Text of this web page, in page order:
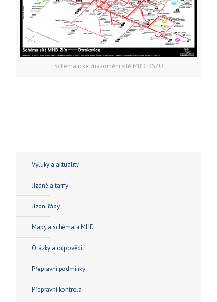
Schématické znázornění sítě MHD DSZO
Výluky a aktuality
Jízdné a tarify
Jízdní řády
Mapy a schémata MHD
Otázky a odpovědi
Přepravní podmínky
Přepravní kontrola